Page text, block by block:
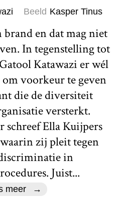
Beeld Kasper Tinus
brand en dat mag niet
In tegenstelling tot
Katawazi er wél
voorkeur te geven
die de diversiteit
versterkt.
schreef Ella Kuijpers
zij pleit tegen
in
Juist...
meer